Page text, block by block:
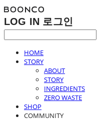
LOG IN 로그인
HOME
STORY
ABOUT
STORY
INGREDIENTS
ZERO WASTE
SHOP
COMMUNITY